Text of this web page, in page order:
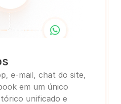
e-mail, chat do site,
em um único
unificado e